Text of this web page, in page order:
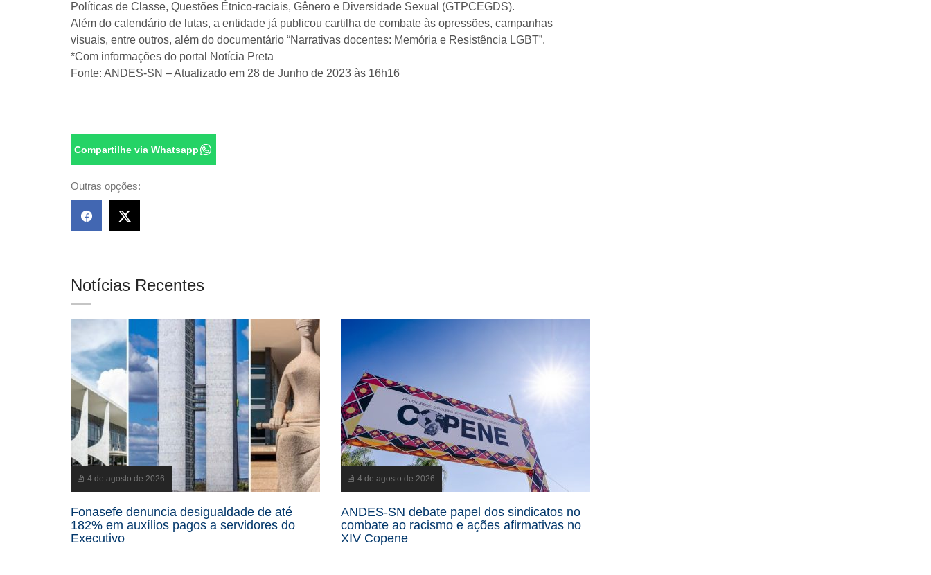
Políticas de Classe, Questões Étnico-raciais, Gênero e Diversidade Sexual (GTPCEGDS).
Além do calendário de lutas, a entidade já publicou cartilha de combate às opressões, campanhas
visuais, entre outros, além do documentário “Narrativas docentes: Memória e Resistência LGBT”.
*Com informações do portal Notícia Preta
Fonte: ANDES-SN – Atualizado em 28 de Junho de 2023 às 16h16
Compartilhe via Whatsapp
Outras opções:
Notícias Recentes
4 de agosto de 2026
Fonasefe denuncia desigualdade de até
182% em auxílios pagos a servidores do
Executivo
4 de agosto de 2026
ANDES-SN debate papel dos sindicatos no
combate ao racismo e ações afirmativas no
XIV Copene